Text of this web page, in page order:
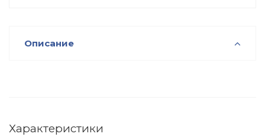
Описание
Характеристики